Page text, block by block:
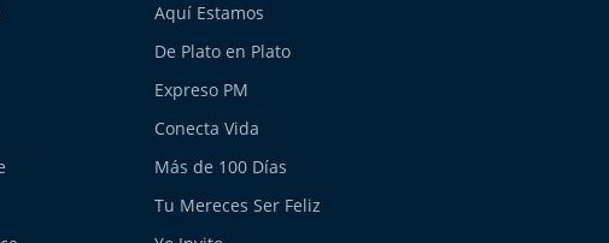
Aquí Estamos
De Plato en Plato
Expreso PM
Conecta Vida
Más de 100 Días
Tu Mereces Ser Feliz